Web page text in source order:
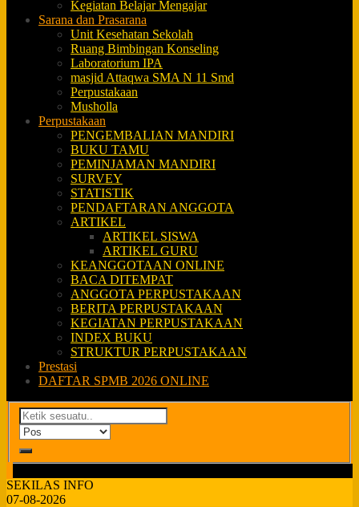
Kegiatan Belajar Mengajar
Sarana dan Prasarana
Unit Kesehatan Sekolah
Ruang Bimbingan Konseling
Laboratorium IPA
masjid Attaqwa SMA N 11 Smd
Perpustakaan
Musholla
Perpustakaan
PENGEMBALIAN MANDIRI
BUKU TAMU
PEMINJAMAN MANDIRI
SURVEY
STATISTIK
PENDAFTARAN ANGGOTA
ARTIKEL
ARTIKEL SISWA
ARTIKEL GURU
KEANGGOTAAN ONLINE
BACA DITEMPAT
ANGGOTA PERPUSTAKAAN
BERITA PERPUSTAKAAN
KEGIATAN PERPUSTAKAAN
INDEX BUKU
STRUKTUR PERPUSTAKAAN
Prestasi
DAFTAR SPMB 2026 ONLINE
SEKILAS INFO
07-08-2026